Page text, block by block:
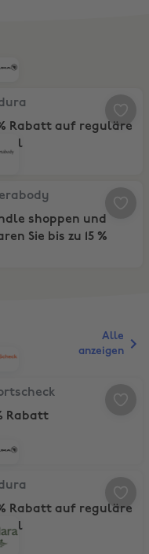
20% Rabatt auf
Rabatt auf reguläre
Schlaftracker
Bundle shoppen und
shoppen und
Sie bis zu 15 %
10% Rabatt
Rabatt
20% Rabatt auf
Rabatt auf reguläre
Alle
anzeigen